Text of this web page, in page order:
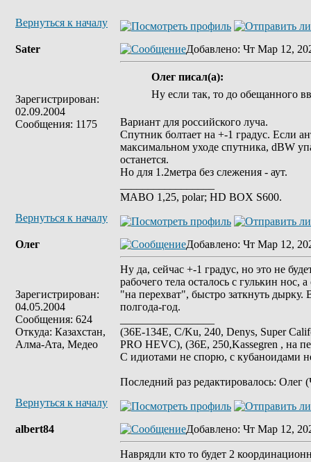
Вернуться к началу
Sater
Зарегистрирован:
02.09.2004
Сообщения: 1175
Добавлено: Чт Мар 12,
Олег писал(а):
Ну если так, то до обещанного
Вариант для российского луча.
Спутник болтает на +-1 градус. Если
максимальном уходе спутника, dBW
останется.
Но для 1.2метра без слежения - аут.
MABO 1,25, polar; HD BOX S600.
Вернуться к началу
Олег
Зарегистрирован:
04.05.2004
Сообщения: 624
Откуда: Казахстан,
Алма-Ата, Медео
Добавлено: Чт Мар 12,
Ну да, сейчас +-1 градус, но это не
рабочего тела осталось с гулькин нос,
"на перехват", быстро заткнуть дырку.
полгода-год.
(36E-134E, C/Ku, 240, Denys, Super
PRO HEVC), (36E, 250,Kassegren , на
С идиотами не спорю, с кубаноидами
Последний раз редактировалось: Олег
Вернуться к началу
albert84 Добавлено: Чт Мар 12,
Наврядли кто то будет 2